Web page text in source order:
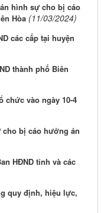
hình sự cho bị cáo
Hòa (11/03/2024)
các cấp tại huyện
thành phố Biên
chức vào ngày 10-4
cho bị cáo hưởng án
HĐND tỉnh và các
quy định, hiệu lực,